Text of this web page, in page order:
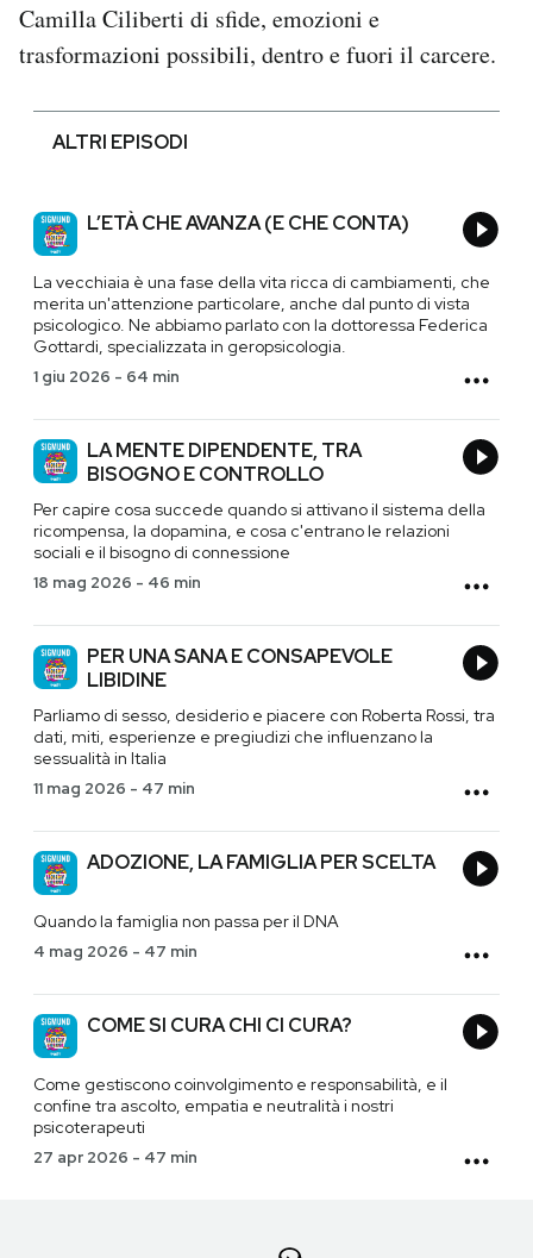
CALENDARIO
Entra
Camilla Ciliberti di sfide, emozioni e
trasformazioni possibili, dentro e fuori il carcere.
ALTRI EPISODI
L’ETÀ CHE AVANZA (E CHE CONTA)
La vecchiaia è una fase della vita ricca di cambiamenti, che
merita un'attenzione particolare, anche dal punto di vista
psicologico. Ne abbiamo parlato con la dottoressa Federica
Gottardi, specializzata in geropsicologia.
1 giu 2026 - 64 min
LA MENTE DIPENDENTE, TRA
BISOGNO E CONTROLLO
Per capire cosa succede quando si attivano il sistema della
ricompensa, la dopamina, e cosa c'entrano le relazioni
sociali e il bisogno di connessione
18 mag 2026 - 46 min
PER UNA SANA E CONSAPEVOLE
LIBIDINE
Parliamo di sesso, desiderio e piacere con Roberta Rossi, tra
dati, miti, esperienze e pregiudizi che influenzano la
sessualità in Italia
11 mag 2026 - 47 min
ADOZIONE, LA FAMIGLIA PER SCELTA
Quando la famiglia non passa per il DNA
4 mag 2026 - 47 min
COME SI CURA CHI CI CURA?
Come gestiscono coinvolgimento e responsabilità, e il
confine tra ascolto, empatia e neutralità i nostri
psicoterapeuti
27 apr 2026 - 47 min